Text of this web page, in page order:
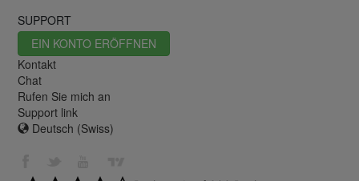
SUPPORT
EIN KONTO ERÖFFNEN
Kontakt
Chat
Rufen Sie mich an
Support link
Deutsch (Swiss)